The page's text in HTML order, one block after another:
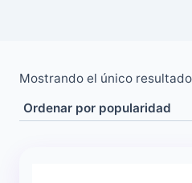
Mostrando el único resultado